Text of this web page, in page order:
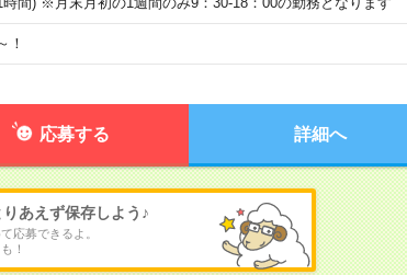
！
応募する 詳細へ
りあえず保存しよう♪
応募できるよ。
！